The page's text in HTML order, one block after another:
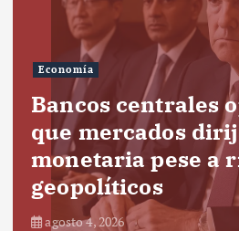
Economía
Bancos centrales
que mercados
monetaria pese a
geopolíticos
agosto 4, 2026